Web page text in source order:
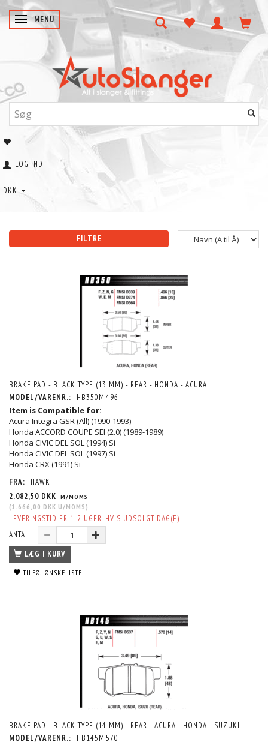
SKIFTE NAVIGATION
MENU
LOG IND
DKK
FILTRE
BRAKE PAD - BLACK TYPE (13 MM) - REAR - HONDA - ACURA
MODEL/VARENR.:
HB350M.496
Item is Compatible for:
Acura Integra GSR (All) (1990-1993)
Honda ACCORD COUPE SEI (2.0) (1989-1989)
Honda CIVIC DEL SOL (1994) Si
Honda CIVIC DEL SOL (1997) Si
Honda CRX (1991) Si
FRA:
HAWK
2.082,50 DKK M/MOMS
(1.666,00 DKK U/MOMS )
LEVERINGSTID ER 1-2 UGER, HVIS UDSOLGT. DAG(E)
ANTAL
LÆG I KURV
TILFØJ ØNSKELISTE
BRAKE PAD - BLACK TYPE (14 MM) - REAR - ACURA - HONDA - SUZUKI
MODEL/VARENR.:
HB145M.570